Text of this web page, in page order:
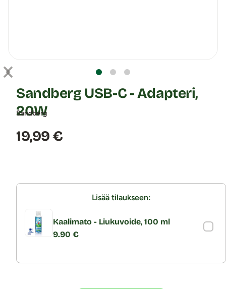
Sandberg
Sandberg USB-C - Adapteri,
20W
Hinta:
19,99 €
Lisää tilaukseen:
Kaalimato - Liukuvoide, 100 ml
9.90 €